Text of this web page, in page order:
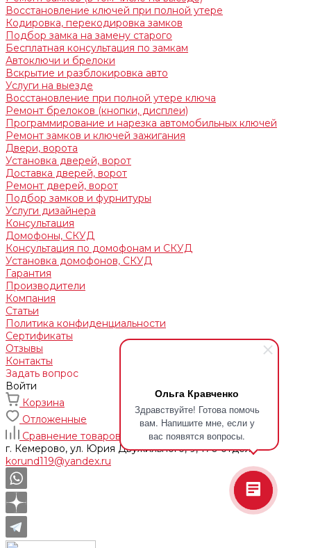
Ольга Кравченко
Здравствуйте! Готова помочь
вам. Напишите мне, если у
вас появятся вопросы.
Восстановление ключей при полной утере
Кодировка, перекодировка замков
Подбор замка на замену старого
Бесплатная консультация по замкам
Автоключи и брелоки
Вскрытие и разблокировка авто
Услуги на выезде
Восстановление при полной утере ключа
Ремонт брелоков (кнопки, дисплеи)
Программирование и нарезка автомобильных ключей
Ремонт замков и ключей зажигания
Двери, ворота
Установка дверей, ворот
Доставка дверей, ворот
Ремонт дверей, ворот
Подбор замков и фурнитуры
Услуги дизайнера
Консультация
Домофоны, СКУД
Консультация по домофонам и СКУД
Установка домофонов, СКУД
Гарантия
Производители
Компания
Статьи
Политика конфиденциальности
Сертификаты
Отзывы
Контакты
Задать вопрос
Войти
Корзина
Отложенные
Сравнение товаров
г. Кемерово, ул. Юрия Двужильного, 9, 170 отдел
korund119@yandex.ru